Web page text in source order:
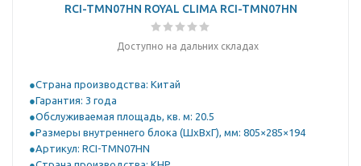
RCI-TMN07HN ROYAL CLIMA RCI-TMN07HN
Доступно на дальних складах
Страна производства: Китай
Гарантия: 3 года
Обслуживаемая площадь, кв. м: 20.5
Размеры внутреннего блока (ШхВхГ), мм: 805×285×194
Артикул: RCI-TMN07HN